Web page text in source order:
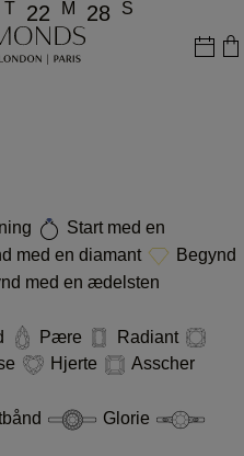
T 22 M 28 S
Start med en
med en diamant
Begynd
med en ædelsten
Pære
Radiant
Hjerte
Asscher
Glorie